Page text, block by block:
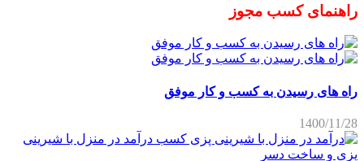
راهنمای کسب مجوز
راه های رسیدن به کسب و کار موفق
1400/11/28